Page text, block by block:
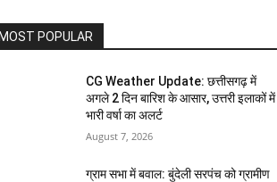
MOST POPULAR
CG Weather Update: छत्तीसगढ़ में
अगले 2 दिन बारिश के आसार, उत्तरी इलाकों में
भारी वर्षा का अलर्ट
August 7, 2026
ग्राम सभा में बवाल: बुंदेली सरपंच को ग्रामीण